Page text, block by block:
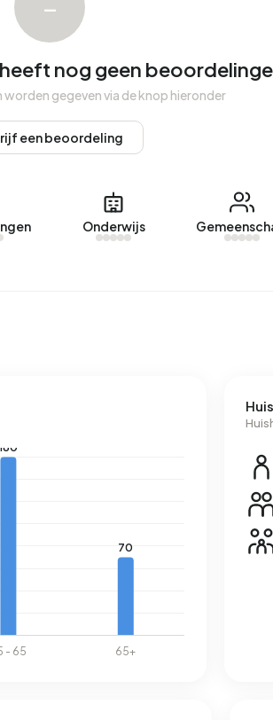
jaar zijn er geen woningen
De meest voorkomende
Oijen 4.440 kWh
kWh. Het aardgasverbruik
–
nog geen
gegeven via de knop hieronder
een beoordeling
Onderwijs